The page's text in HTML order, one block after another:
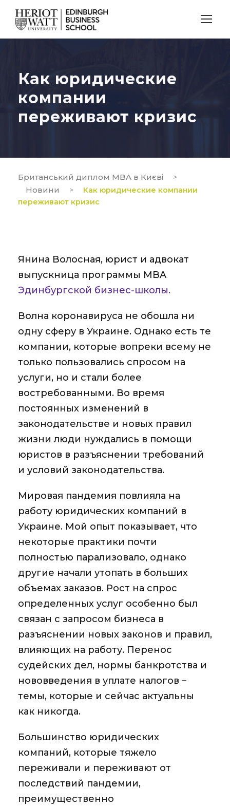
Как юридические
компании
переживают кризис
Британський диплом MBA в Києві >
Новини >
Как юридические компании
переживают кризис
Янина Волосная, юрист и адвокат
выпускница программы MBA
Эдинбургской бизнес-школы.
Волна коронавируса не обошла ни
одну сферу в Украине. Однако есть те
компании, которые вопреки всему не
только пользовались спросом на
услуги, но и стали более
востребованными. Во время
постоянных изменений в
законодательстве и новых правил
жизни люди нуждались в помощи
юристов в разъяснении требований
и условий законодательства.
Мировая пандемия повлияла на
работу юридических компаний в
Украине. Мой опыт показывает, что
некоторые практики почти
полностью парализовало, однако
другие начали утопать в больших
объемах заказов. Рост на спрос
определенных услуг особенно был
связан с запросом бизнеса в
разъяснении новых законов и правил,
влияющих на работу. Перенос
судейских дел, нормы банкротства и
нововведения в уплате налогов –
темы, которые и сейчас актуальны
как никогда.
Большинство юридических
компаний, которые тяжело
переживали и переживают от
последствий пандемии,
преимущественно